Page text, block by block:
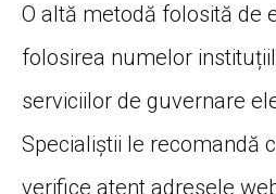
O altă metodă folosită de
folosirea numelor
serviciilor de guvernare
Specialiștii le recomandă
verifice atent adresele